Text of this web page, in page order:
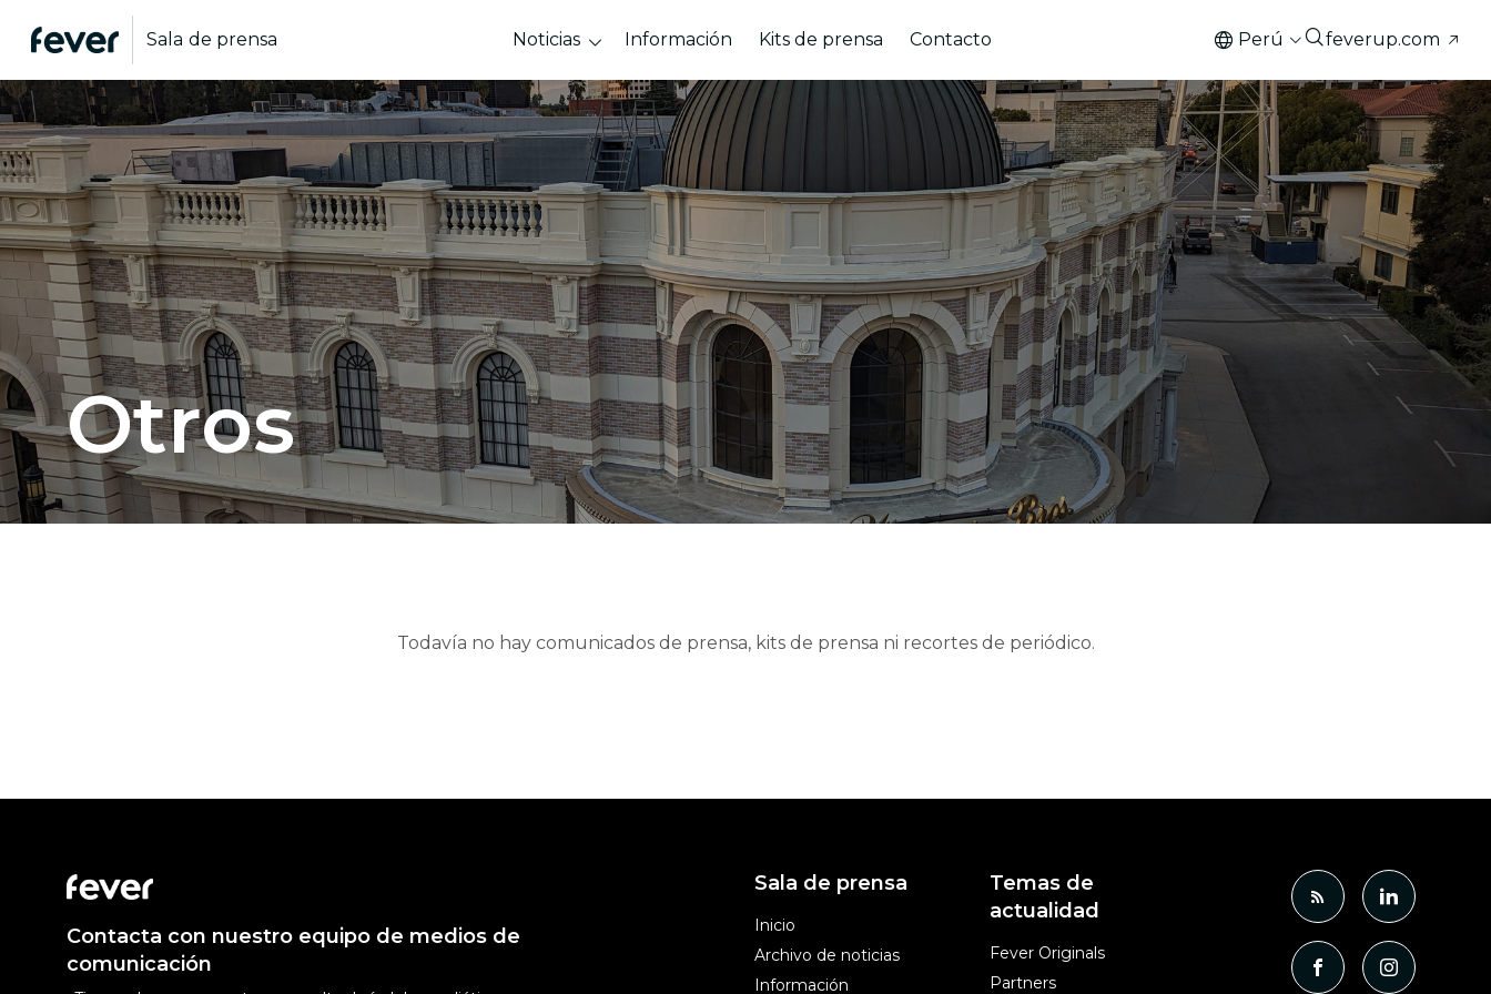
Sala de prensa Noticias Información Kits de prensa Contacto Perú feverup.com
Otros
Todavía no hay comunicados de prensa, kits de prensa ni recortes de periódico.
Contacta con nuestro equipo de medios de
comunicación
Sala de prensa
Inicio
Archivo de noticias
Información
Temas de
actualidad
Fever Originals
Partners